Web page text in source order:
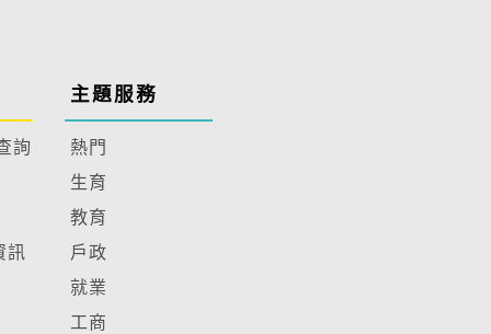
詢
訊
主題服務
熱門
生育
教育
戶政
就業
工商